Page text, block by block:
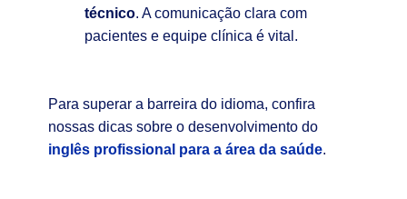
técnico. A comunicação clara com
pacientes e equipe clínica é vital.
Para superar a barreira do idioma, confira
nossas dicas sobre o desenvolvimento do
inglês profissional para a área da saúde.